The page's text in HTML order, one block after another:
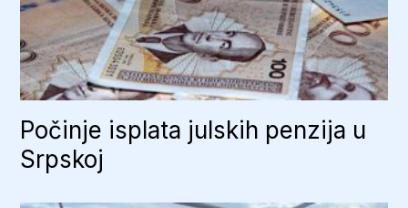
Počinje isplata julskih penzija u
Srpskoj